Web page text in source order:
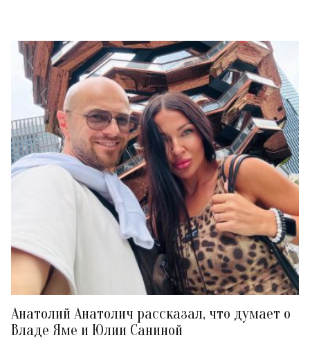
Анатолий Анатолич рассказал, что думает о
Владе Яме и Юлии Саниной